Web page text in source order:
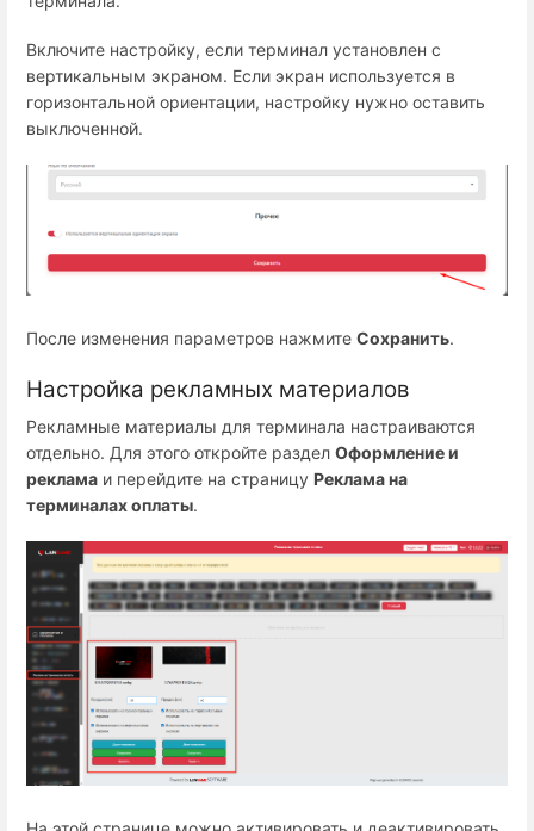
Включите настройку, если терминал установлен с
вертикальным экраном. Если экран используется в
горизонтальной ориентации, настройку нужно оставить
выключенной.
После изменения параметров нажмите Сохранить.
Настройка рекламных материалов
Рекламные материалы для терминала настраиваются
отдельно. Для этого откройте раздел Оформление и
реклама и перейдите на страницу Реклама на
терминалах оплаты.